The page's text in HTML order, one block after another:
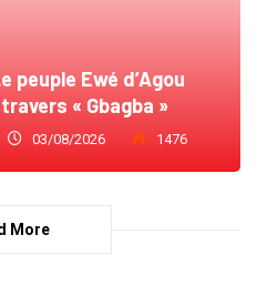
Ewé d’Agou
« Gbagba »
03/08/2026 1476
More